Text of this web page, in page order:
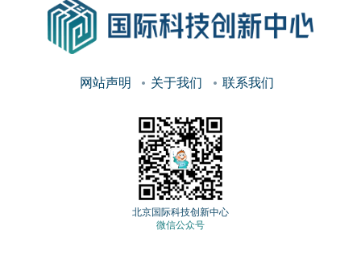
网站声明 关于我们 联系我们
北京国际科技创新中心
微信公众号